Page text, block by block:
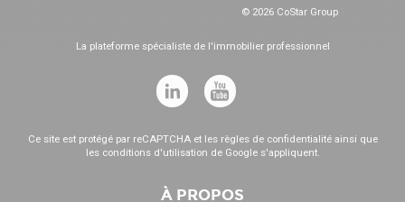
© 2026 CoStar Group
La plateforme spécialiste de l'immobilier professionnel
Ce site est protégé par reCAPTCHA et les règles de confidentialitéainsi que
les conditions d'utilisation de Google s'appliquent.
À PROPOS